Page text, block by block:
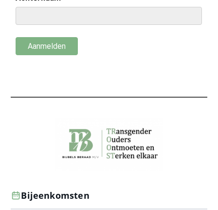
Bijeenkomsten